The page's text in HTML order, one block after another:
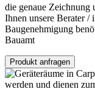
die genaue Zeichnung
Ihnen unsere Berater /
Baugenehmigung
Bauamt
Produkt anfragen